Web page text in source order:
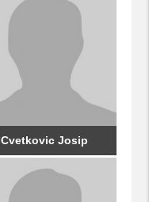
Cvetkovic Josip